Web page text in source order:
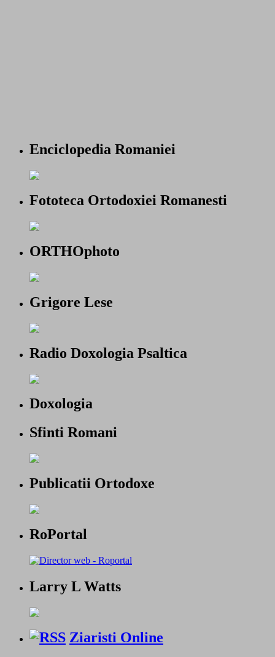
Enciclopedia Romaniei
Fototeca Ortodoxiei Romanesti
ORTHOphoto
Grigore Lese
Radio Doxologia Psaltica
Doxologia
Sfinti Romani
Publicatii Ortodoxe
RoPortal
Larry L Watts
Ziaristi Online